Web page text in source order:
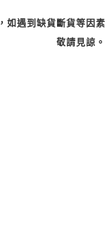
如遇到缺貨斷貨等因
敬請見諒。